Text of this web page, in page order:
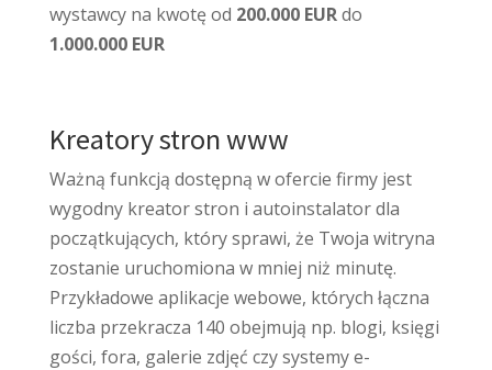
wystawcy na kwotę od 200.000 EURdo
1.000.000 EUR
Kreatory stron www
Ważną funkcją dostępną w ofercie firmy jest
wygodny kreator stron i autoinstalator dla
początkujących, który sprawi, że Twoja witryna
zostanie uruchomiona w mniej niż minutę.
Przykładowe aplikacje webowe, których łączna
liczba przekracza 140 obejmują np. blogi, księgi
gości, fora, galerie zdjęć czy systemy e-